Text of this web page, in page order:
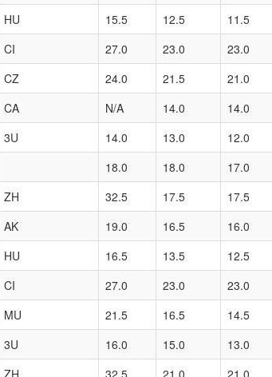
HU
15.5 12.5 11.5
CI
27.0 23.0 23.0
CZ 24.0 21.5 21.0
CA
N/A 14.0 14.0
3U
14.0 13.0 12.0
18.0
18.0 17.0
ZH
32.5 17.5 17.5
AK
19.0 16.5 16.0
HU
16.5 13.5 12.5
CI
27.0 23.0 23.0
MU
21.5 16.5 14.5
3U 16.0 15.0 13.0
ZH
32.5 21.0 21.0